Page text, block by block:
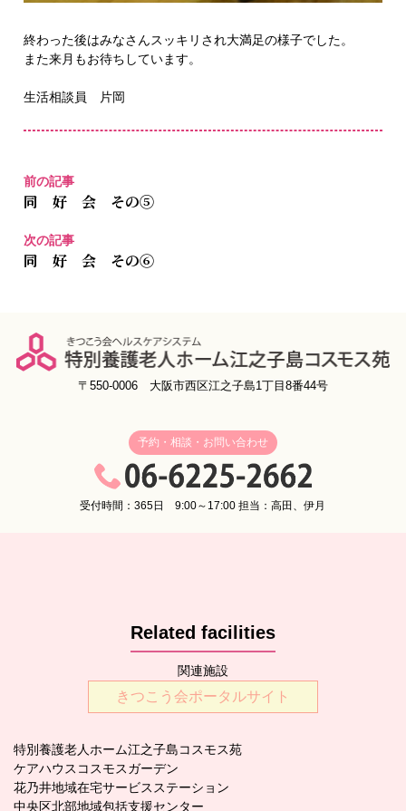
終わった後はみなさんスッキリされ大満足の様子でした。
また来月もお待ちしています。
生活相談員 片岡
前の記事
同 好 会 その⑤
次の記事
同 好 会 その⑥
〒550-0006 大阪市西区江之子島1丁目8番44号
予約・相談・お問い合わせ
受付時間：365日 9:00～17:00 担当：高田、伊月
Related facilities
関連施設
きつこう会ポータルサイト
特別養護老人ホーム江之子島コスモス苑
ケアハウスコスモスガーデン
花乃井地域在宅サービスステーション
中央区北部地域包括支援センター